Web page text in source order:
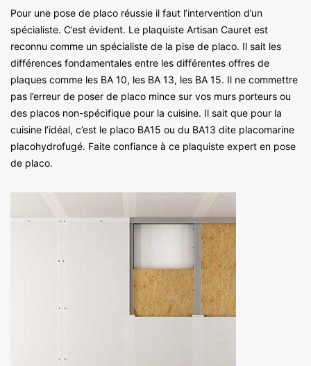
Pour une pose de placo réussie il faut l’intervention d’un
spécialiste. C’est évident. Le plaquiste Artisan Cauret est
reconnu comme un spécialiste de la pise de placo. Il sait les
différences fondamentales entre les différentes offres de
plaques comme les BA 10, les BA 13, les BA 15. Il ne commettre
pas l’erreur de poser de placo mince sur vos murs porteurs ou
des placos non-spécifique pour la cuisine. Il sait que pour la
cuisine l’idéal, c’est le placo BA15 ou du BA13 dite placomarine
placohydrofugé. Faite confiance à ce plaquiste expert en pose
de placo.